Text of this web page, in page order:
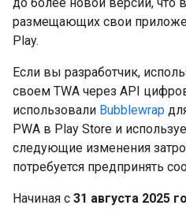
размещающих свои
Play.
Если вы разработчик,
своем TWA через API
использовали Bubblewrap
PWA в Play Store и
следующие изменения
потребуется предпринять
Начиная с 31 августа 2025